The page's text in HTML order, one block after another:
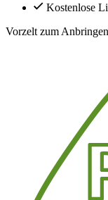
Kostenlose
Vorzelt zum